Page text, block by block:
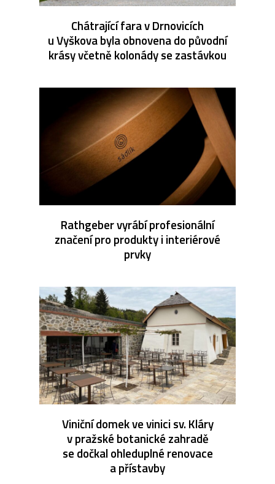
Chátrající fara v Drnovicích
u Vyškova byla obnovena do původní
krásy včetně kolonády se zastávkou
Rathgeber vyrábí profesionální
značení pro produkty i interiérové
prvky
Viniční domek ve vinici sv. Kláry
v pražské botanické zahradě
se dočkal ohleduplné renovace
a přístavby